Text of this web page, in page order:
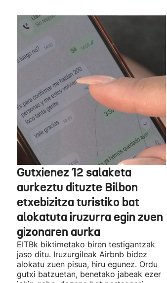
Gutxienez 12 salaketa
aurkeztu dituzte Bilbon
etxebizitza turistiko bat
alokatuta iruzurra egin zuen
gizonaren aurka
EITBk biktimetako biren testigantzak
jaso ditu. Iruzurgileak Airbnb bidez
alokatu zuen pisua, hiru egunez. Ordu
gutxi batzuetan, benetako jabeak ezer